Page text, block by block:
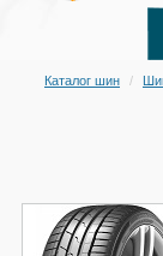
Каталог шин